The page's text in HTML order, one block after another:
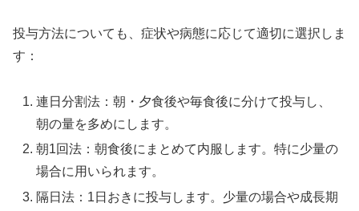
投与方法についても、症状や病態に応じて適切に選択しま
す：
連日分割法：朝・夕食後や毎食後に分けて投与し、
朝の量を多めにします。
朝1回法：朝食後にまとめて内服します。特に少量の
場合に用いられます。
隔日法：1日おきに投与します。少量の場合や成長期